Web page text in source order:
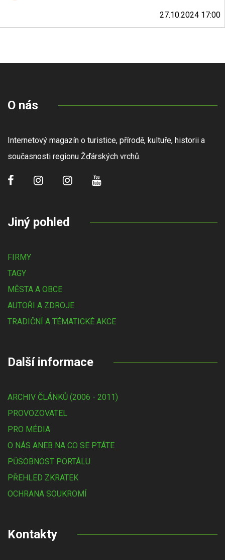
27.10.2024 17:00
O nás
Internetový magazín o turistice, přírodě, kultuře, historii a
současnosti regionu Žďárských vrchů.
Jiný pohled
FIRMY
TAGY
MĚSTA A OBCE
AUTOŘI A ZDROJE
TRADIČNÍ A TÉMATICKÉ AKCE
Další informace
ARCHIV ČLÁNKŮ (2006 - 2011)
PROVOZOVATEL
PRO MÉDIA
O NÁS ANEB NA CO SE PTÁTE
PŮSOBNOST PORTÁLU
PŘEHLED ZKRATEK
OCHRANA SOUKROMÍ
Kontakty